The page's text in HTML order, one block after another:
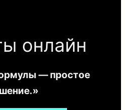
онлайн
— простое